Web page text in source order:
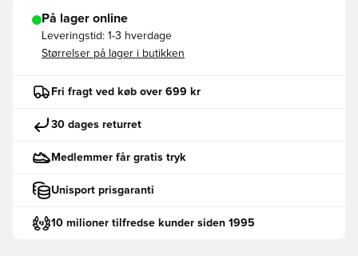
På lager online
Leveringstid: 1-3 hverdage
Størrelser på lager i butikken
Fri fragt ved køb over 699 kr
30 dages returret
Medlemmer får gratis tryk
Unisport prisgaranti
10 milioner tilfredse kunder siden 1995